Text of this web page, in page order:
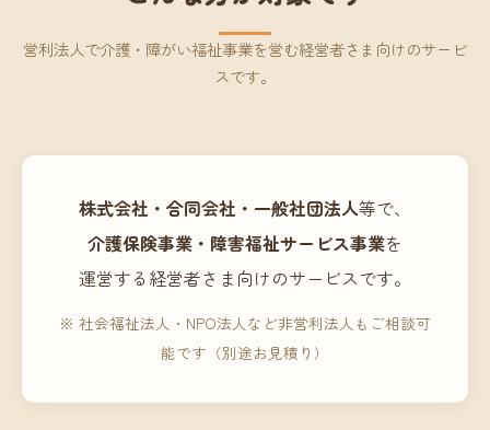
営利法人で介護・障がい福祉事業を営む経営者さま向けのサービ
スです。
株式会社・合同会社・一般社団法人等で、
介護保険事業・障害福祉サービス事業を
運営する経営者さま向けのサービスです。
※ 社会福祉法人・NPO法人など非営利法人もご相談可
能です（別途お見積り）